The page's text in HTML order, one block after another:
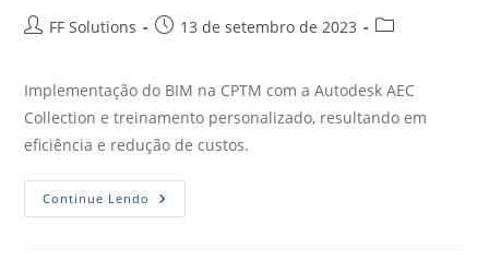
FF Solutions 13 de setembro de 2023
Implementação do BIM na CPTM com a Autodesk AEC
Collection e treinamento personalizado, resultando em
eficiência e redução de custos.
Continue Lendo